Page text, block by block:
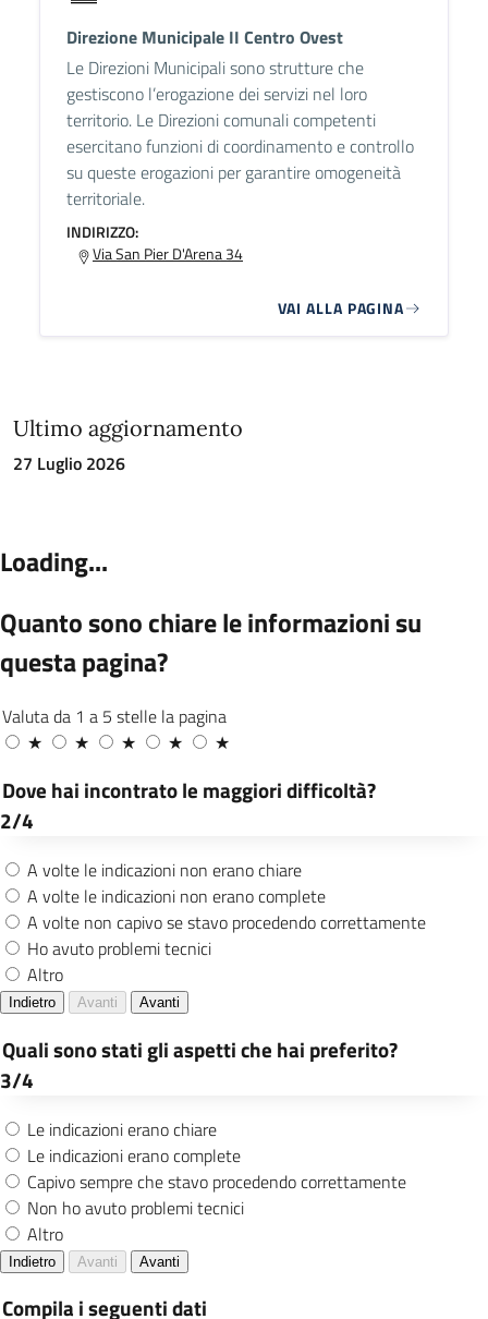
Direzione Municipale II Centro Ovest
Le Direzioni Municipali sono strutture che
gestiscono l’erogazione dei servizi nel loro
territorio. Le Direzioni comunali competenti
esercitano funzioni di coordinamento e controllo
su queste erogazioni per garantire omogeneità
territoriale.
INDIRIZZO:
Via San Pier D'Arena 34
VAI ALLA PAGINA
Ultimo aggiornamento
27 Luglio 2026